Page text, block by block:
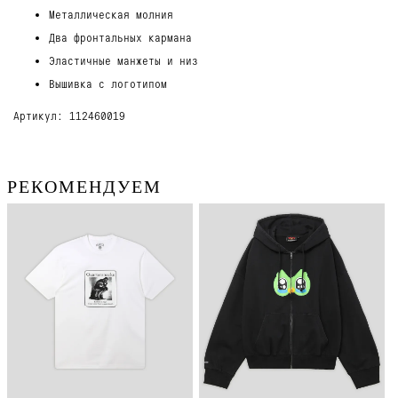
Металлическая молния
Два фронтальных кармана
Эластичные манжеты и низ
Вышивка с логотипом
Артикул: 112460019
РЕКОМЕНДУЕМ